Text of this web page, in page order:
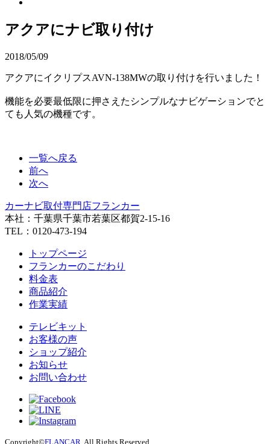
アクアにナビ取り付け
2018/05/09
アクアにイクリプスAVN-138MWの取り付けを行いました！
機能を必要最低限に押さえたシンプルなナビゲーションでと
ても人気の機種です。
一覧へ戻る
前へ
次へ
カーナビ取付専⾨店フランカー
本社：千葉県千葉市若葉区都賀2-15-16
TEL：0120-473-194
トップページ
フランカーのこだわり
料金表
商品紹介
作業実績
テレビキット
お客様の声
ショップ紹介
お知らせ
お問い合わせ
Copyright©FLANCAR . All Rights Reserved.